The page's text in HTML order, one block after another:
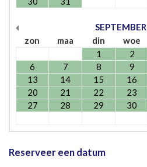
SEPTEMBER
zon
maa din woe
1
2
6
7 8 9
13
14 15 16
20
21 22 23
27
28 29 30
Reserveer een datum